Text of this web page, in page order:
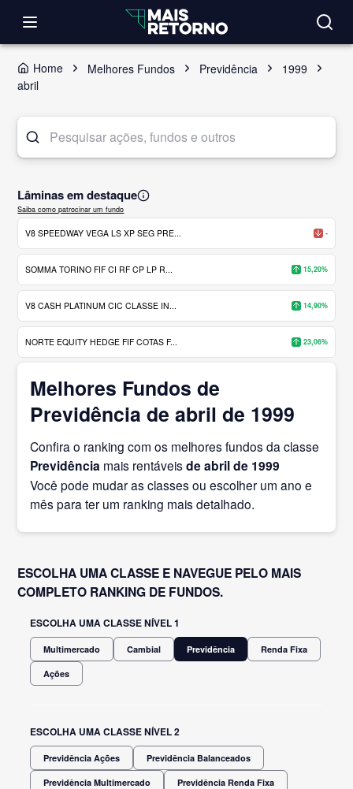
Home Melhores Fundos Previdência
1999
abril
Lâminas em destaque
Saiba como patrocinar um fundo
V8 SPEEDWAY VEGA LS XP SEG PRE... -
SOMMA TORINO FIF CI RF CP LP R... 15,20%
V8 CASH PLATINUM CIC CLASSE IN... 14,90%
NORTE EQUITY HEDGE FIF COTAS F... 23,06%
Melhores Fundos de
Previdência de abril de 1999
Confira o ranking com os melhores fundos da classe
Previdência mais rentáveisde abrilde 1999
Você pode mudar as classes ou escolher um ano e
mês para ter um ranking mais detalhado.
ESCOLHA UMA CLASSE E NAVEGUE PELO MAIS
COMPLETO RANKING DE FUNDOS.
ESCOLHA UMA CLASSE NÍVEL 1
Multimercado Cambial Previdência Renda Fixa
Ações
ESCOLHA UMA CLASSE NÍVEL 2
Previdência Ações Previdência Balanceados
Previdência Multimercado Previdência Renda Fixa